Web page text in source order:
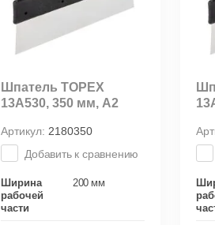
Шпатель TОРЕХ
13A530, 350 мм, А2
Артикул: 2180350
Добавить к сравнению
Ширина
рабочей
части
200 мм